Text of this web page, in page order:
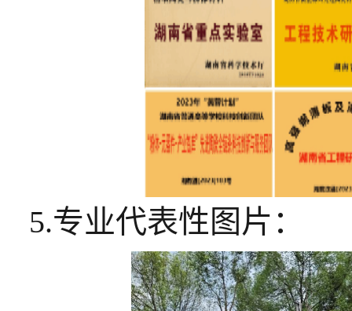
5.专业代表性图片：